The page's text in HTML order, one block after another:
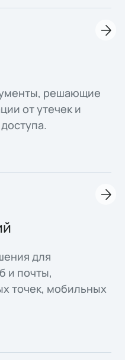
решающие
от утечек и
для
и почты,
точек, мобильных